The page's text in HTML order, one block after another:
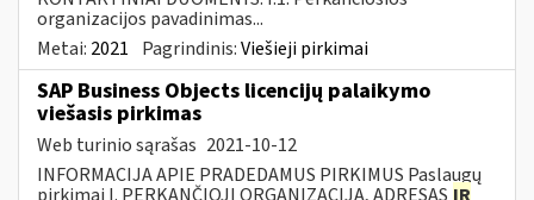
organizacijos pavadinimas...
Metai: 2021 Pagrindinis:Viešieji pirkimai
SAP Business Objects licencijų palaikymo
viešasis pirkimas
Web turinio sąrašas 2021-10-12
INFORMACIJA APIE PRADEDAMUS PIRKIMUS Paslaugų
pirkimai I. PERKANČIOJI ORGANIZACIJA, ADRESAS IR